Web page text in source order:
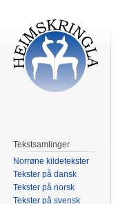
Tekstsamlinger
Norrøne kildetekster
Tekster på dansk
Tekster på norsk
Tekster på svensk